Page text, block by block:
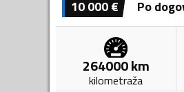
10 000€ Po
264000km
kilometraža